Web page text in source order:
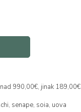
990,00€, jinak 189,00€
senape, soia, uova